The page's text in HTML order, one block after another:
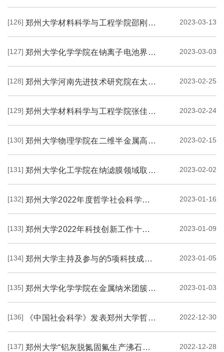
[126] 郑州大学材料科学与工程学院邵刚教授课题组在场辅助陶瓷制造工艺与技术方面取得新进展 2023-03-13
[127] 郑州大学化学学院在钠离子电池界面调控研究方面取得积极进展 2023-03-03
[128] 郑州大学河南先进技术研究院在太阳能燃料合成领域取得积极进展 2023-02-25
[129] 郑州大学材料科学与工程学院张佳楠教授课题组在碳复合能源材料方面取得新进展 2023-02-24
[130] 郑州大学物理学院在二维半金属高性能室温宽波段红外探测方面取得积极进展 2023-02-15
[131] 郑州大学化工学院在纳滤膜领域取得新进展 2023-02-02
[132] 郑州大学2022年度哲学社会科学研究十大新进展 2023-01-16
[133] 郑州大学2022年科技创新工作十大亮点 2023-01-09
[134] 郑州大学主持及参与的5项科技成果荣获2022年度中国有色金属工业协会科学技术奖一等... 2023-01-05
[135] 郑州大学化学学院在金属纳米团簇催化研究方面连续取得积极进展 2023-01-03
[136] 《中国社会科学》发表郑州大学哲学学院尚杰教授理论文章 2022-12-30
[137] 郑州大学“铝灰脱氮固氟生产沸石和氢氧化铝关键技术”举行成果评价会 2022-12-28